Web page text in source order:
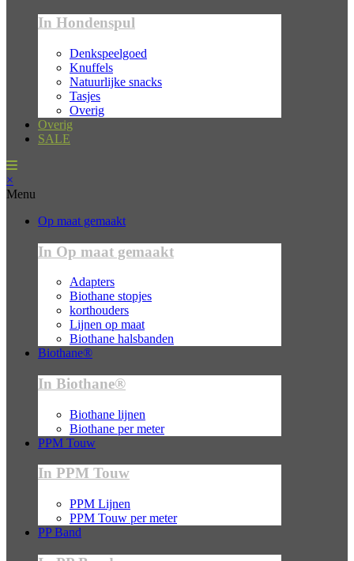
In Hondenspul
Denkspeelgoed
Knuffels
Natuurlijke snacks
Tasjes
Overig
Overig
SALE
×
Menu
Op maat gemaakt
In Op maat gemaakt
Adapters
Biothane stopjes
korthouders
Lijnen op maat
Biothane halsbanden
Biothane®
In Biothane®
Biothane lijnen
Biothane per meter
PPM Touw
In PPM Touw
PPM Lijnen
PPM Touw per meter
PP Band